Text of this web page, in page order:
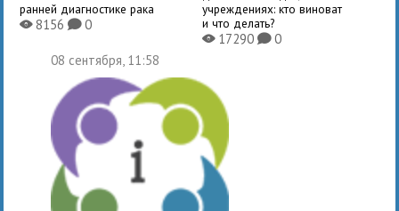
ранней диагностике рака
X8156K0
учреждениях: кто виноват
и что делать?
X17290 K0
08 сентября, 11:58